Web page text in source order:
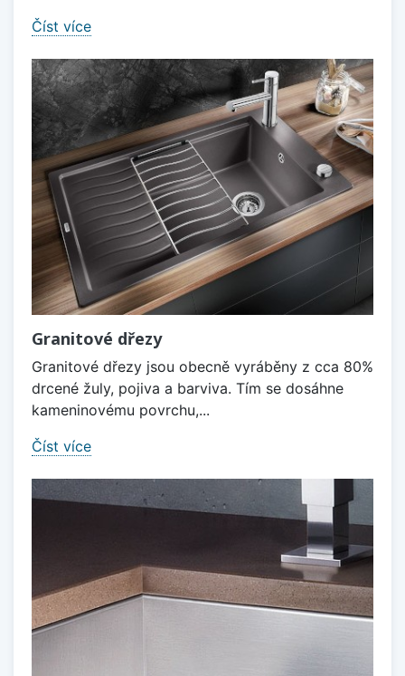
Číst více
Granitové dřezy
Granitové dřezy jsou obecně vyráběny z cca 80%
drcené žuly, pojiva a barviva. Tím se dosáhne
kameninovému povrchu,...
Číst více